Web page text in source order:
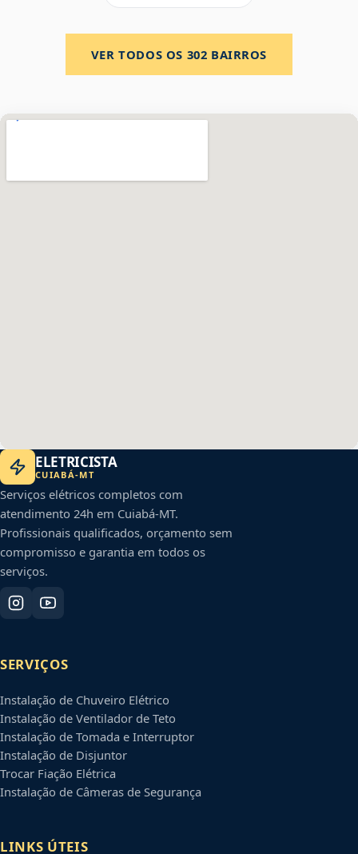
VER TODOS OS 302 BAIRROS
ELETRICISTA
CUIABÁ-MT
Serviços elétricos completos com
atendimento 24h em Cuiabá-MT.
Profissionais qualificados, orçamento sem
compromisso e garantia em todos os
serviços.
SERVIÇOS
Instalação de Chuveiro Elétrico
Instalação de Ventilador de Teto
Instalação de Tomada e Interruptor
Instalação de Disjuntor
Trocar Fiação Elétrica
Instalação de Câmeras de Segurança
LINKS ÚTEIS